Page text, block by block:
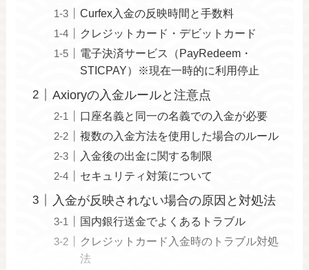
Curfex入金の反映時間と手数料
クレジットカード・デビットカード
電子決済サービス（PayRedeem・
STICPAY）※現在一時的に利用停止
Axioryの入金ルールと注意点
口座名義と同一の名義での入金が必要
複数の入金方法を使用した場合のルール
入金後の出金に関する制限
セキュリティ対策について
入金が反映されない場合の原因と対処法
国内銀行送金でよくあるトラブル
クレジットカード入金時のトラブル対処
法